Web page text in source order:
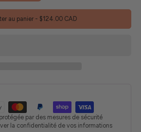
au panier - $124.00 CAD
par des mesures de sécurité
la confidentialité de vos informations